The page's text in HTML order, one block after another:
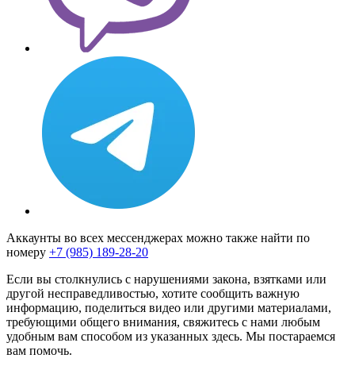
Аккаунты во всех мессенджерах можно также найти по
номеру +7 (985) 189-28-20
Если вы столкнулись с нарушениями закона, взятками или
другой несправедливостью, хотите сообщить важную
информацию, поделиться видео или другими материалами,
требующими общего внимания, свяжитесь с нами любым
удобным вам способом из указанных здесь. Мы постараемся
вам помочь.